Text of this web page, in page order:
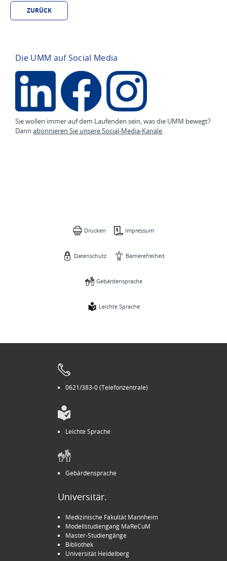
ZURÜCK
Die UMM auf Social Media
Sie wollen immer auf dem Laufenden sein, was die UMM bewegt?
Dann abonnieren Sie unsere Social-Media-Kanäle.
Drucken Impressum
Datenschutz Barrierefreiheit
Gebärdensprache
Leichte Sprache
0621/383-0 (Telefonzentrale)
Leichte Sprache
Gebärdensprache
Universitär.
Medizinische Fakultät Mannheim
Modellstudiengang MaReCuM
Master-Studiengänge
Bibliothek
Universität Heidelberg